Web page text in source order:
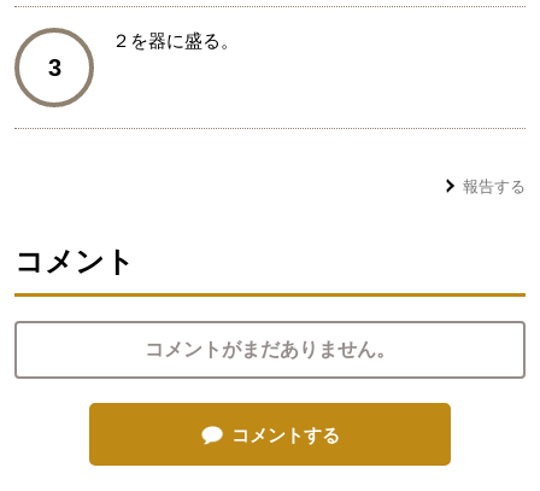
3
２を器に盛る。
報告する
コメント
コメントがまだありません。
コメントする